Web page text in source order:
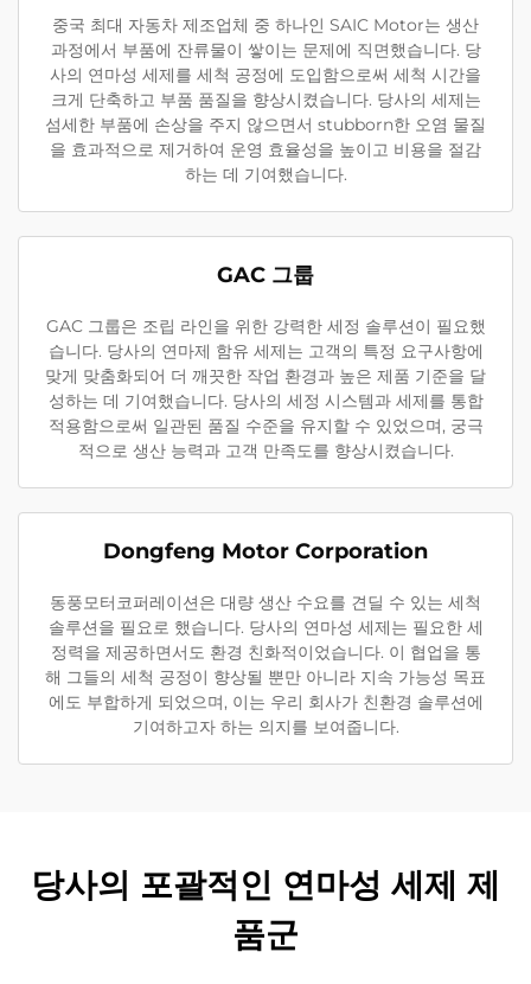
중국 최대 자동차 제조업체 중 하나인 SAIC Motor는 생산
과정에서 부품에 잔류물이 쌓이는 문제에 직면했습니다. 당
사의 연마성 세제를 세척 공정에 도입함으로써 세척 시간을
크게 단축하고 부품 품질을 향상시켰습니다. 당사의 세제는
섬세한 부품에 손상을 주지 않으면서 stubborn한 오염 물질
을 효과적으로 제거하여 운영 효율성을 높이고 비용을 절감
하는 데 기여했습니다.
GAC 그룹
GAC 그룹은 조립 라인을 위한 강력한 세정 솔루션이 필요했
습니다. 당사의 연마제 함유 세제는 고객의 특정 요구사항에
맞게 맞춤화되어 더 깨끗한 작업 환경과 높은 제품 기준을 달
성하는 데 기여했습니다. 당사의 세정 시스템과 세제를 통합
적용함으로써 일관된 품질 수준을 유지할 수 있었으며, 궁극
적으로 생산 능력과 고객 만족도를 향상시켰습니다.
Dongfeng Motor Corporation
동풍모터코퍼레이션은 대량 생산 수요를 견딜 수 있는 세척
솔루션을 필요로 했습니다. 당사의 연마성 세제는 필요한 세
정력을 제공하면서도 환경 친화적이었습니다. 이 협업을 통
해 그들의 세척 공정이 향상될 뿐만 아니라 지속 가능성 목표
에도 부합하게 되었으며, 이는 우리 회사가 친환경 솔루션에
기여하고자 하는 의지를 보여줍니다.
당사의 포괄적인 연마성 세제 제
품군